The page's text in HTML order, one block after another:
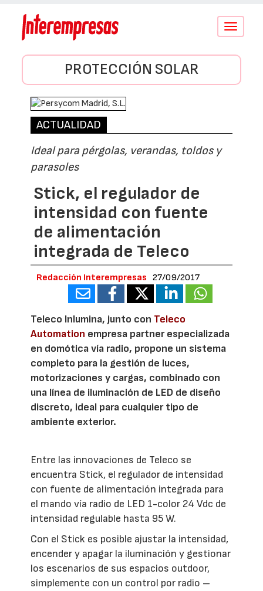
Conmutar
PROTECCIÓN SOLAR
ACTUALIDAD
Ideal para pérgolas, verandas, toldos y
parasoles
Stick, el regulador de
intensidad con fuente
de alimentación
integrada de Teleco
Redacción Interempresas 27/09/2017
Teleco Inlumina, junto con Teleco
Automation empresa partner especializada
en domótica vía radio, propone un sistema
completo para la gestión de luces,
motorizaciones y cargas, combinado con
una línea de iluminación de LED de diseño
discreto, ideal para cualquier tipo de
ambiente exterior.
Entre las innovaciones de Teleco se
encuentra Stick, el regulador de intensidad
con fuente de alimentación integrada para
el mando vía radio de LED 1-color 24 Vdc de
intensidad regulable hasta 95 W.
Con el Stick es posible ajustar la intensidad,
encender y apagar la iluminación y gestionar
los escenarios de sus espacios outdoor,
simplemente con un control por radio –